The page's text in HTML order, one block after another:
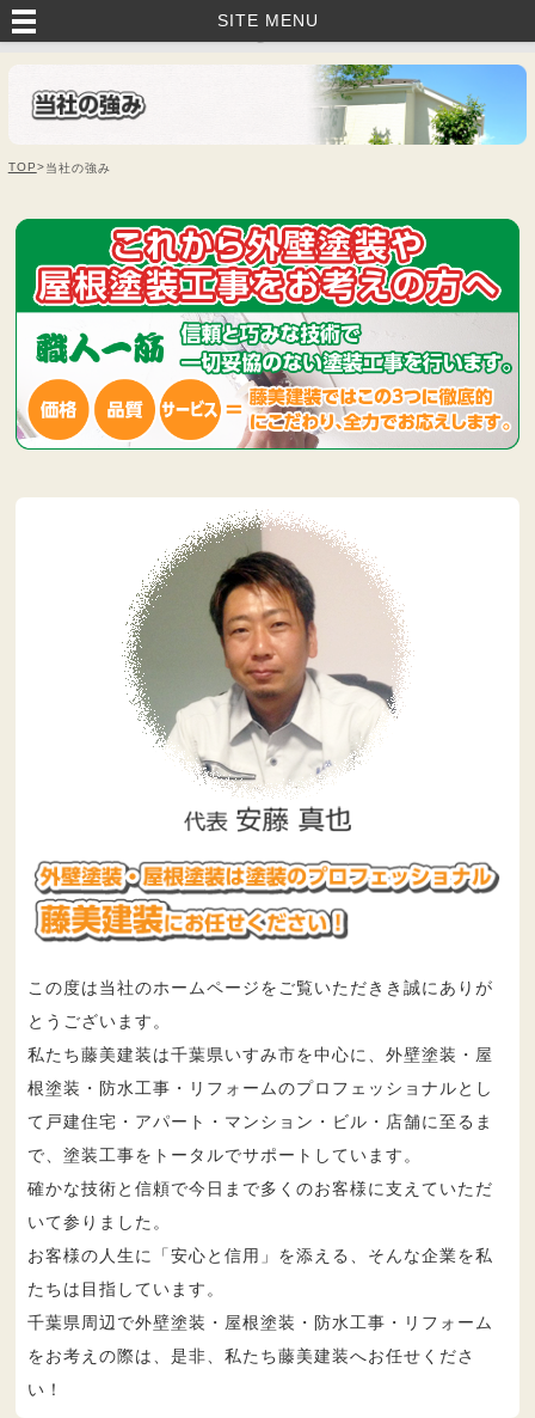
いすみ市・茂原市・睦沢町で外壁塗装・塗り替えなら｜藤美建装へお任
SITE MENU
TOP>当社の強み
この度は当社のホームページをご覧いただきき誠にありが
とうございます。
私たち藤美建装は千葉県いすみ市を中心に、外壁塗装・屋
根塗装・防水工事・リフォームのプロフェッショナルとし
て戸建住宅・アパート・マンション・ビル・店舗に至るま
で、塗装工事をトータルでサポートしています。
確かな技術と信頼で今日まで多くのお客様に支えていただ
いて参りました。
お客様の人生に「安心と信用」を添える、そんな企業を私
たちは目指しています。
千葉県周辺で外壁塗装・屋根塗装・防水工事・リフォーム
をお考えの際は、是非、私たち藤美建装へお任せくださ
い！